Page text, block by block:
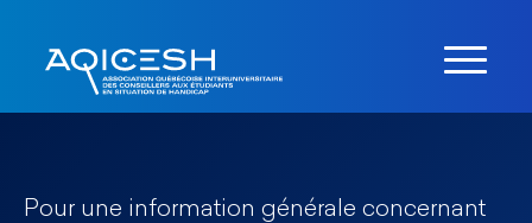
Pour une information générale concernant